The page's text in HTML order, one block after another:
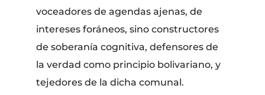
voceadores de agendas ajenas, de
intereses foráneos, sino constructores
de soberanía cognitiva, defensores de
la verdad como principio bolivariano, y
tejedores de la dicha comunal.